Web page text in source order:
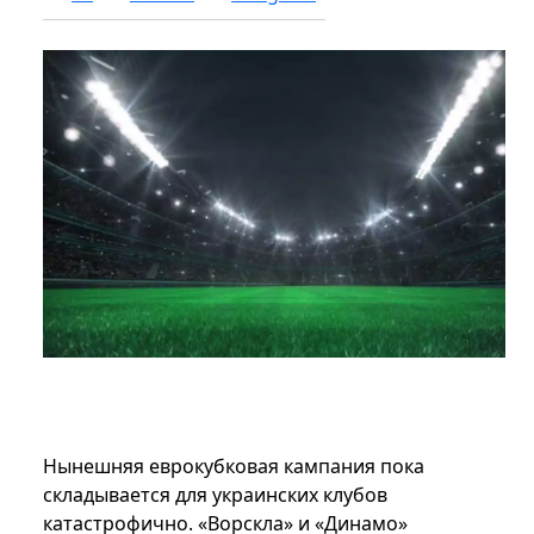
Нынешняя еврокубковая кампания пока
складывается для украинских клубов
катастрофично. «Ворскла» и «Динамо»